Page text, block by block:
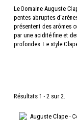
Le Domaine Auguste
pentes abruptes
présentent des arômes
par une acidité fine et
profondes. Le style
Résultats 1 - 2 sur 2.